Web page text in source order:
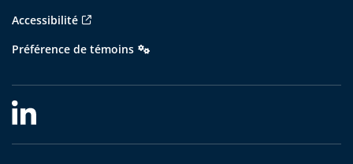
Accessibilité
Préférence de témoins